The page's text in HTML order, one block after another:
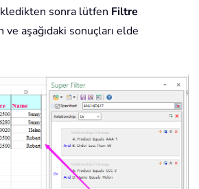
sonra lütfen Filtre
ve aşağıdaki sonuçları elde